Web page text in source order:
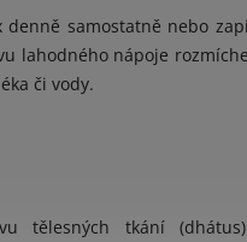
denně samostatně nebo
lahodného nápoje
či vody.
tělesných tkání